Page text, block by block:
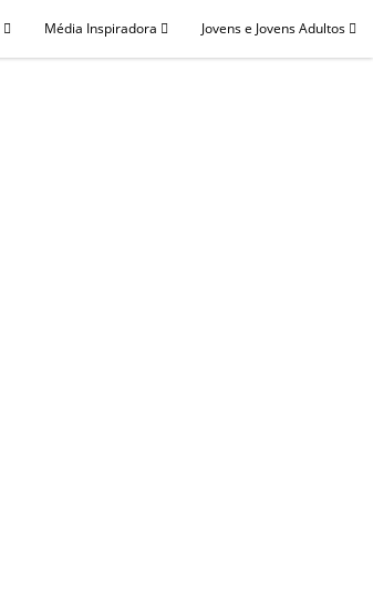
Média Inspiradora Jovens e Jovens Adultos